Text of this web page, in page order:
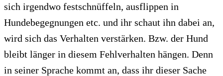
sich irgendwo festschnüffeln, ausflippen in
Hundebegegnungen etc. und ihr schaut ihn dabei an,
wird sich das Verhalten verstärken. Bzw. der Hund
bleibt länger in diesem Fehlverhalten hängen. Denn
in seiner Sprache kommt an, dass ihr dieser Sache